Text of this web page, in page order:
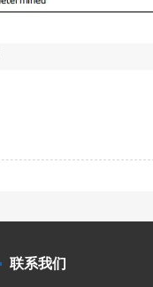
联系我们